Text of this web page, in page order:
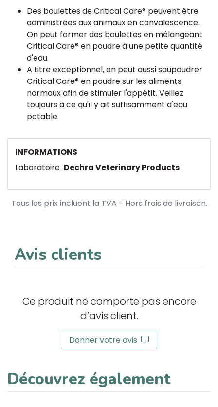
Des boulettes de Critical Care® peuvent être
administrées aux animaux en convalescence.
On peut former des boulettes en mélangeant
Critical Care® en poudre à une petite quantité
d'eau.
A titre exceptionnel, on peut aussi saupoudrer
Critical Care® en poudre sur les aliments
normaux afin de stimuler l'appétit. Veillez
toujours à ce qu'il y ait suffisamment d'eau
potable.
INFORMATIONS
Laboratoire Dechra Veterinary Products
Tous les prix incluent la TVA - Hors frais de livraison.
Avis clients
Ce produit ne comporte pas encore
d’avis client.
Donner votre avis
Découvrez également